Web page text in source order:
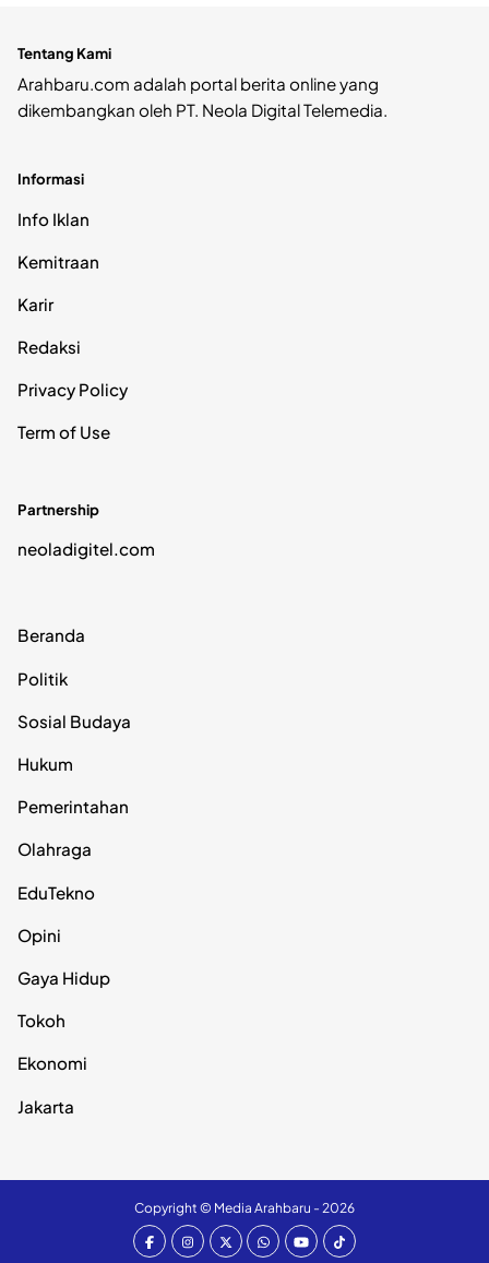
Tentang Kami
Arahbaru.com adalah portal berita online yang
dikembangkan oleh PT. Neola Digital Telemedia.
Informasi
Info Iklan
Kemitraan
Karir
Redaksi
Privacy Policy
Term of Use
Partnership
neoladigitel.com
Beranda
Politik
Sosial Budaya
Hukum
Pemerintahan
Olahraga
EduTekno
Opini
Gaya Hidup
Tokoh
Ekonomi
Jakarta
Copyright © Media Arahbaru - 2026